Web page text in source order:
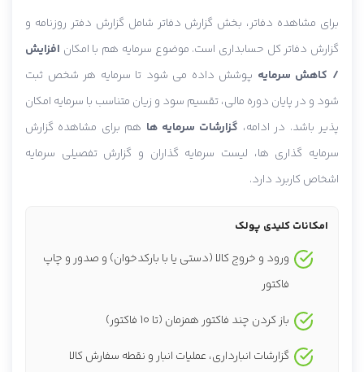
برای مشاهده دفاتر، بخش گزارش دفاتر شامل گزارش دفتر روزنامه و
گزارش دفاتر کل حسابداری است. موضوع سرمایه هم با امکان افزایش
/ کاهش سرمایه پوشش داده می شود تا سرمایه هر شخص ثبت
شود و در پایان دوره مالی، تقسیم سود و زیان متناسب با سرمایه امکان
پذیر باشد. در ادامه، گزارشات سرمایه ها هم برای مشاهده گزارش
سرمایه گذاری ها، لیست سرمایه گذاران و گزارش تفصیلی سرمایه
اشخاص کاربرد دارد.
امکانات کلیدی پولک
ورود و خروج کالا (دستی یا با بارکدخوان) و صدور و چاپ
فاکتور
باز کردن چند فاکتور همزمان (تا 10 فاکتور)
گزارشات انبارداری، عملیات انبار و نقطه سفارش کالا